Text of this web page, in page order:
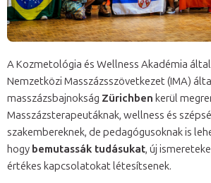
A Kozmetológia és Wellness Akadémia
Nemzetközi Masszázsszövetkezet (IMA)
masszázsbajnokság Zürichben kerül
Masszázsterapeutáknak, wellness és
szakembereknek, de pedagógusoknak is
hogy bemutassák tudásukat, új
értékes kapcsolatokat létesítsenek.